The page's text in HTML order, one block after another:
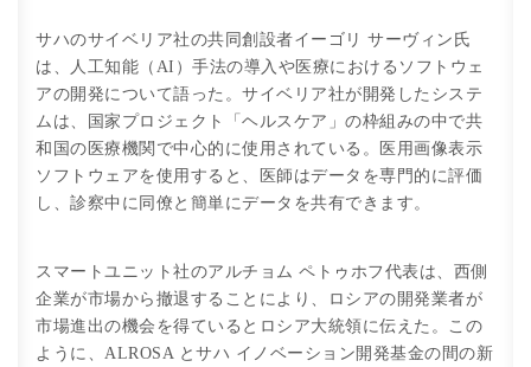
サハのサイベリア社の共同創設者イーゴリ サーヴィン氏
は、人工知能（AI）手法の導入や医療におけるソフトウェ
アの開発について語った。サイベリア社が開発したシステ
ムは、国家プロジェクト「ヘルスケア」の枠組みの中で共
和国の医療機関で中心的に使用されている。医用画像表示
ソフトウェアを使用すると、医師はデータを専門的に評価
し、診察中に同僚と簡単にデータを共有できます。
スマートユニット社のアルチョム ペトゥホフ代表は、西側
企業が市場から撤退することにより、ロシアの開発業者が
市場進出の機会を得ているとロシア大統領に伝えた。この
ように、ALROSA とサハ イノベーション開発基金の間の新